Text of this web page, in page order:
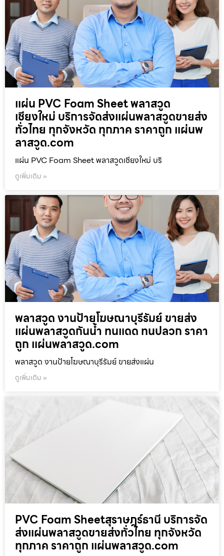
แผ่น PVC Foam Sheet พลาสวูด
เชียงใหม่ บริการจัดส่งแผ่นพลาสวูดขายส่ง
ทั่วไทย ทุกจังหวัด ทุกภาค ราคาถูก แผ่นพ
ลาสวูด.com
แผ่น PVC Foam Sheet พลาสวูดเชียงใหม่ บริ
ดูเพิ่มเติม »
พลาสวูด งานป้ายโฆษณาบุรีรัมย์ ขายส่ง
แผ่นพลาสวูดกันน้ำ ทนแดด ทนปลวก ราคา
ถูก แผ่นพลาสวูด.com
พลาสวูด งานป้ายโฆษณาบุรีรัมย์ ขายส่งแผ่น
ดูเพิ่มเติม »
PVC Foam Sheetสุราษฎร์ธานี บริการจัด
ส่งแผ่นพลาสวูดขายส่งทั่วไทย ทุกจังหวัด
ทุกภาค ราคาถูก แผ่นพลาสวูด.com